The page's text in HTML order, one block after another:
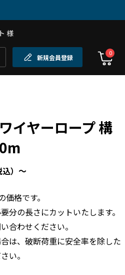
様
新規会員登録
0
イヤーロープ 構
込） ～
格です。
分の長さにカットいたします。
合わせください。
は、破断荷重に安全率を除した
い。